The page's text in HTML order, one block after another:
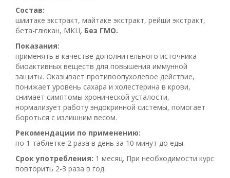
Состав:
шиитаке экстракт, майтаке экстракт, рейши экстракт,
бета-глюкан, МКЦ. Без ГМО.
Показания:
применять в качестве дополнительного источника
биоактивных веществ для повышения иммунной
защиты. Оказывает противоопухолевое действие,
понижает уровень сахара и холестерина в крови,
снимает симптомы хронической усталости,
нормализует работу эндокринной системы, помогает
бороться с излишним весом.
Рекомендации по применению:
по 1 таблетке 2 раза в день за 10 минут до еды.
Срок употребления: 1 месяц. При необходимости курс
повторить 2-3 раза в год.